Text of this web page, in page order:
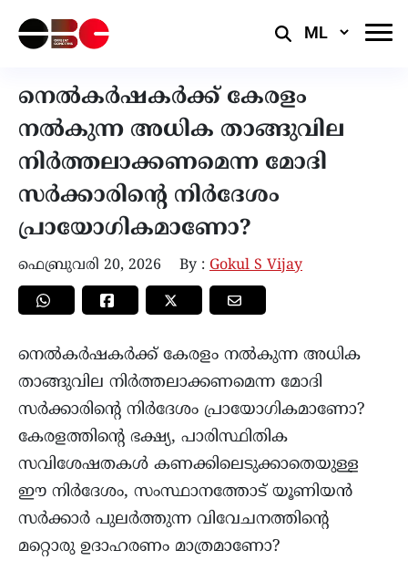
Select
നെൽകർഷകർക്ക് കേരളം
നൽകുന്ന അധിക താങ്ങുവില
നിർത്തലാക്കണമെന്ന മോദി
സർക്കാരിന്റെ നിർദേശം
പ്രായോഗികമാണോ?
ഫെബ്രുവരി 20, 2026 By : Gokul S Vijay
നെൽകർഷകർക്ക് കേരളം നൽകുന്ന അധിക
താങ്ങുവില നിർത്തലാക്കണമെന്ന മോദി
സർക്കാരിന്റെ നിർദേശം പ്രായോഗികമാണോ?
കേരളത്തിന്റെ ഭക്ഷ്യ, പാരിസ്ഥിതിക
സവിശേഷതകൾ കണക്കിലെടുക്കാതെയുള്ള
ഈ നിർദേശം, സംസ്ഥാനത്തോട് യൂണിയൻ
സർക്കാർ പുലർത്തുന്ന വിവേചനത്തിന്റെ
മറ്റൊരു ഉദാഹരണം മാത്രമാണോ?